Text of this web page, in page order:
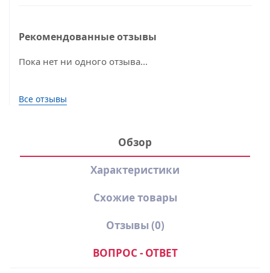
Рекомендованные отзывы
Пока нет ни одного отзыва...
Все отзывы
Обзор
Характеристики
Схожие товары
Отзывы (0)
ВОПРОС - ОТВЕТ